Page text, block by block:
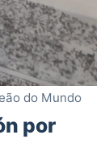
do Mundo
por